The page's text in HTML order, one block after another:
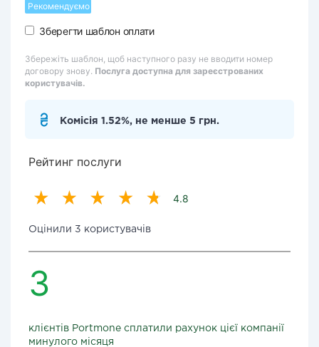
Рекомендуємо
Зберегти шаблон оплати
Збережіть шаблон, щоб наступного разу не вводити номер
договору знову. Послуга доступна для зареєстрованих
користувачів.
Комісія 1.52%, не менше 5 грн.
Рейтинг послуги
4.8
Оцінили 3 користувачів
3
клієнтів Portmone сплатили рахунок цієї компанії
минулого місяця